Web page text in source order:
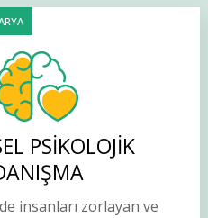
PSİKOLOJİK
insanları zorlayan ve